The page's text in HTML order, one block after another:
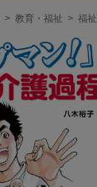
> 教育・福祉 > 福祉